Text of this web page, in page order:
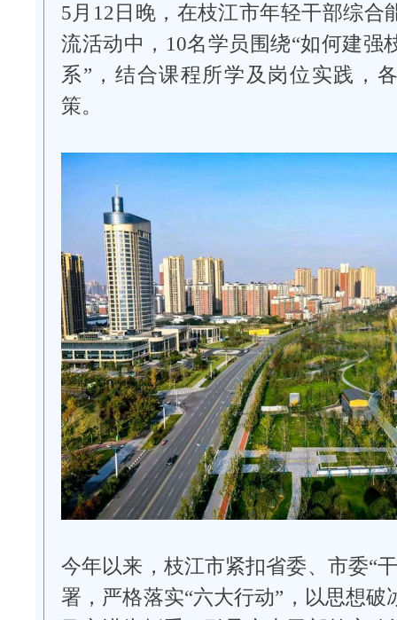
5月12日晚，在枝江市年轻干部综合
流活动中，10名学员围绕“如何建强
系”，结合课程所学及岗位实践，
策。
今年以来，枝江市紧扣省委、市委“
署，严格落实“六大行动”，以思想破